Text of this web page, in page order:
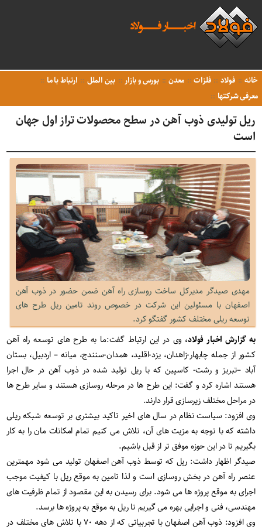
خانه فولاد فلزات معدن بورس و بازار بین الملل
ارتباط با ما
معرفی شرکتها
ریل تولیدی ذوب آهن در سطح محصولات تراز اول جهان
است
مهدی صیدگر مدیرکل ساخت روسازی راه آهن ضمن حضور در ذوب آهن
اصفهان با مسئولین این شرکت در خصوص روند تامین ریل طرح های
توسعه ریلی مختلف کشور گفتگو کرد.
به گزارش اخبار فولاد، وی در این ارتباط گفت:ما به طرح های توسعه راه آهن
کشور از جمله چابهار-زاهدان، یزد-اقلید، همدان-سنندج، میانه – اردبیل، بستان
آباد –تبریز و رشت- کاسپین که با ریل تولید شده در ذوب آهن در حال اجرا
هستند اشاره کرد و گفت: این طرح ها در مرحله روسازی هستند و سایر طرح ها
در مراحل مختلف زیرسازی قرار دارند.
وی افزود: سیاست نظام در سال های اخیر تاکید بیشتری بر توسعه شبکه ریلی
داشته که با توجه به مزیت های آن، تلاش می کنیم تمام امکانات مان را به کار
بگیریم تا در این حوزه موفق تر از قبل باشیم.
صیدگر اظهار داشت: ریل که توسط ذوب آهن اصفهان تولید می شود مهم­ترین
عنصر راه آهن در بخش روسازی است و لذا تامین به موقع ریل با کیفیت موجب
اجرای به موقع پروژه ها می شود. برای رسیدن به این مقصود از تمام ظرفیت های
مهندسی، فنی و اجرایی بهره می گیریم تا ریل به موقع به پروژه ها برسد.
وی افزود: ذوب آهن اصفهان با تجربیاتی که از دهه ۷۰ با تلاش های مختلف در